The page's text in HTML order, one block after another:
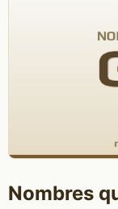
Nombres